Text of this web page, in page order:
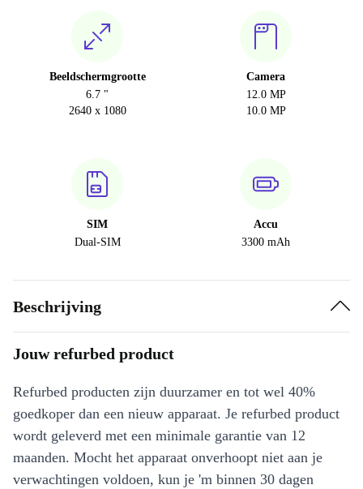
Beeldschermgrootte
6.7 "
2640 x 1080
Camera
12.0 MP
10.0 MP
SIM
Dual-SIM
Accu
3300 mAh
Beschrijving
Jouw refurbed product
Refurbed producten zijn duurzamer en tot wel 40%
goedkoper dan een nieuw apparaat. Je refurbed product
wordt geleverd met een minimale garantie van 12
maanden. Mocht het apparaat onverhoopt niet aan je
verwachtingen voldoen, kun je 'm binnen 30 dagen